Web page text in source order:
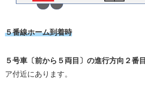
５番線ホーム到着時
５号車〔前から５両目〕の進行方向２番目
ア付近にあります。